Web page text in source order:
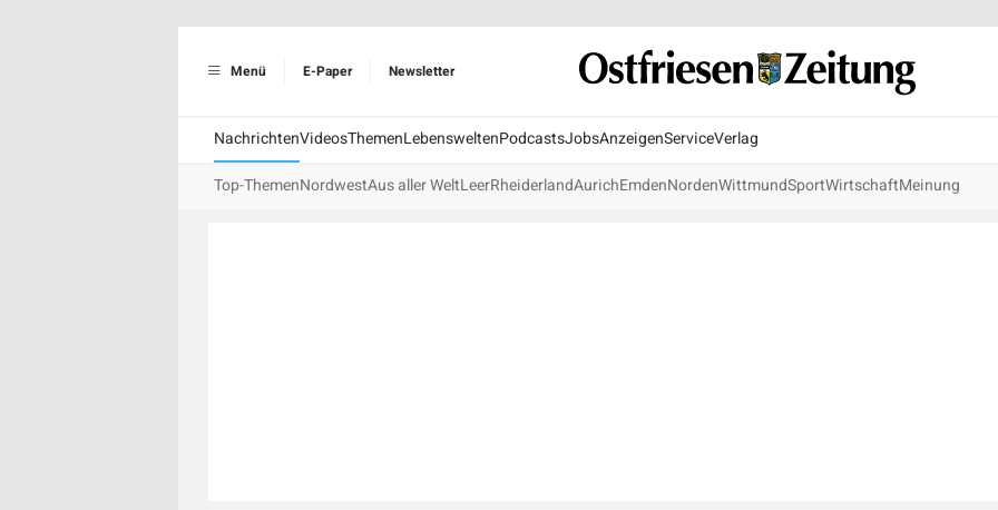
Menü E-Paper Newsletter
NachrichtenVideosThemenLebensweltenPodcastsJobsAnzeigenServiceVerlag
Top-ThemenNordwestAus aller WeltLeerRheiderlandAurichEmdenNordenWittmundSportWirtschaftMeinung